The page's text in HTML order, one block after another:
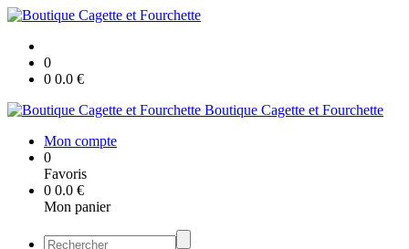
0
0 0.0 €
Boutique Cagette et Fourchette
Mon compte
0
Favoris
0 0.0 €
Mon panier